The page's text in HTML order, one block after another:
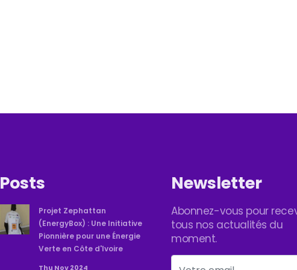
Posts
Projet Zephattan
(EnergyBox) : Une Initiative
Pionnière pour une Énergie
Verte en Côte d'Ivoire
Thu Nov 2024
Newsletter
Abonnez-vous pour
tous nos actualités du
moment.